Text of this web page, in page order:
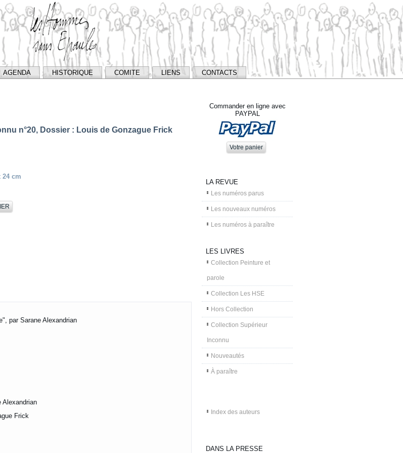
AGENDA HISTORIQUE COMITE LIENS CONTACTS
n°20, Dossier : Louis de Gonzague Frick
24 cm
par Sarane Alexandrian
Alexandrian
Frick
Commander en ligne avec
PAYPAL
LA REVUE
Les numéros parus
Les nouveaux numéros
Les numéros à paraître
LES LIVRES
Collection Peinture et
parole
Collection Les HSE
Hors Collection
Collection Supérieur
Inconnu
Nouveautés
À paraître
Index des auteurs
DANS LA PRESSE